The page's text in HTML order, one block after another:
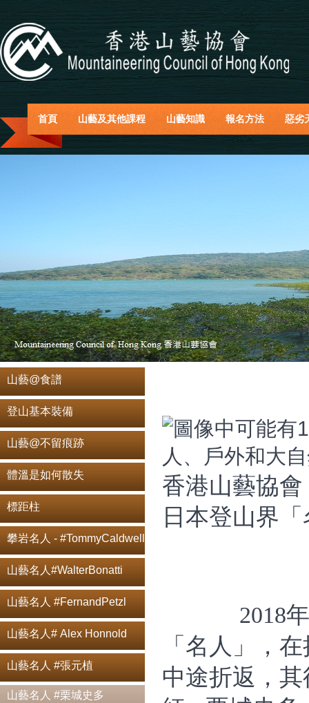
首頁 山藝及其他課程 山藝知識 報名方法 惡劣
山藝@食譜
登山基本裝備
山藝@不留痕跡
體溫是如何散失
標距柱
攀岩名人 - #TommyCaldwell
山藝名人#WalterBonatti
山藝名人 #FernandPetzl
山藝名人# Alex Honnold
山藝名人 #張元植
山藝名人 #栗城史多
香港山藝協會
日本登山界
2018
「名人」，
中途折返，